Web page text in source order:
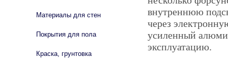
внутреннюю
через
усиленный
эксплуатацию.
Материалы для стен
Покрытия для пола
Краска, грунтовка